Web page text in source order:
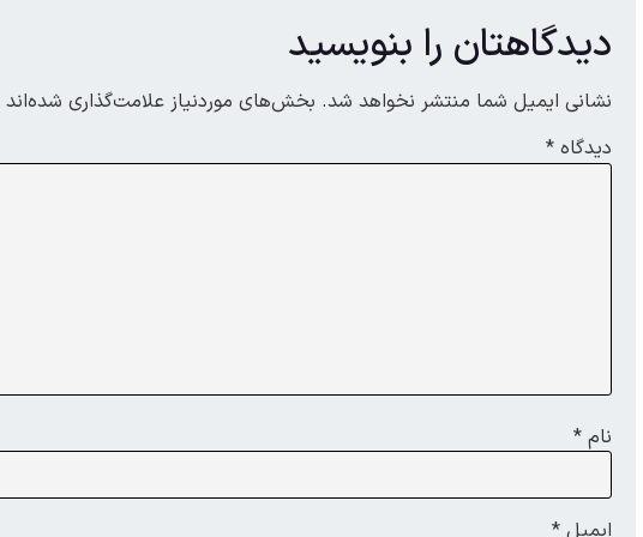
دیدگاهتان را بنویسید
نشانی ایمیل شما منتشر نخواهد شد. بخش‌های موردنیاز علامت‌گذاری شده‌اند
دیدگاه *
نام *
ایمیل *